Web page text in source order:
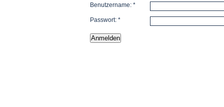
Benutzername: *
Passwort: *